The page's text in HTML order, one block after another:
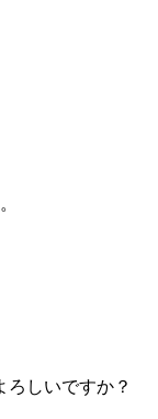
ろしいですか？